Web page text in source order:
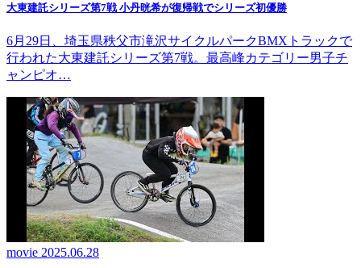
大東建託シリーズ第7戦 ⼩丹晄希が復帰戦でシリーズ初優勝
6月29日、埼玉県秩父市滝沢サイクルパークBMXトラックで
行われた大東建託シリーズ第7戦。最高峰カテゴリー男子チ
ャンピオ…
movie 2025.06.28